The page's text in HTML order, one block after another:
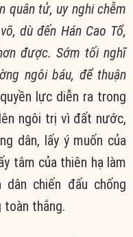
quân tử, uy nghi chễm
dù đến Hán Cao Tổ,
được. Sớm tối nghĩ
ngôi báu, để thuận
lực diễn ra trong
ngôi trị vì đất nước,
dân, lấy ý muốn của
tâm của thiên hạ làm
chiến đấu chống
thắng.